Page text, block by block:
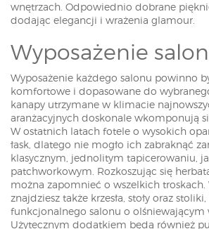
wnętrzach. Odpowiednio dobrane
dodając elegancji i wrażenia glamour.
Wyposażenie
Wyposażenie każdego salonu powinno
komfortowe i dopasowane do
kanapy utrzymane w klimacie
aranżacyjnych doskonale wkomponują
W ostatnich latach fotele o wysokich
łask, dlatego nie mogło ich zabraknąć
klasycznym, jednolitym tapicerowaniu,
patchworkowym. Rozkoszując się
można zapomnieć o wszelkich troskach.
znajdziesz także krzesła, stoły oraz
funkcjonalnego salonu o olśniewającym
Użytecznym dodatkiem będą również